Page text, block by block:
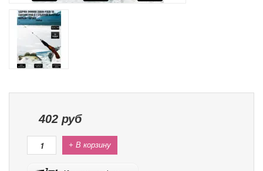
402 руб
+ В корзину